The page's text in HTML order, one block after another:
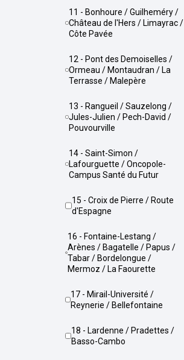
11 - Bonhoure / Guilheméry /
Château de l'Hers / Limayrac /
Côte Pavée
12 - Pont des Demoiselles /
Ormeau / Montaudran / La
Terrasse / Malepère
13 - Rangueil / Sauzelong /
Jules-Julien / Pech-David /
Pouvourville
14 - Saint-Simon /
Lafourguette / Oncopole-
Campus Santé du Futur
15 - Croix de Pierre / Route
d'Espagne
16 - Fontaine-Lestang /
Arènes / Bagatelle / Papus /
Tabar / Bordelongue /
Mermoz / La Faourette
17 - Mirail-Université /
Reynerie / Bellefontaine
18 - Lardenne / Pradettes /
Basso-Cambo